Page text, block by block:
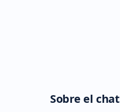
Sobre el